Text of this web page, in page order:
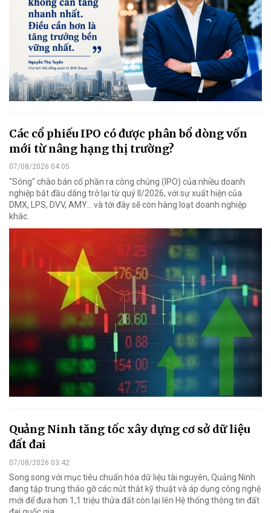
Các cổ phiếu IPO có được phân bổ dòng vốn
mới từ nâng hạng thị trường?
07/08/2026 04:05
"Sóng" chào bán cổ phần ra công chúng (IPO) của nhiều doanh
nghiệp bắt đầu dâng trở lại từ quý II/2026, với sự xuất hiện của
DMX, LPS, DVV, AMY... và tới đây sẽ còn hàng loạt doanh nghiệp
khác.
Quảng Ninh tăng tốc xây dựng cơ sở dữ liệu
đất đai
07/08/2026 03:42
Song song với mục tiêu chuẩn hóa dữ liệu tài nguyên, Quảng Ninh
đang tập trung tháo gỡ các nút thắt kỹ thuật và áp dụng công nghệ
mới để đưa hơn 1,1 triệu thửa đất còn lại lên Hệ thống thông tin đất